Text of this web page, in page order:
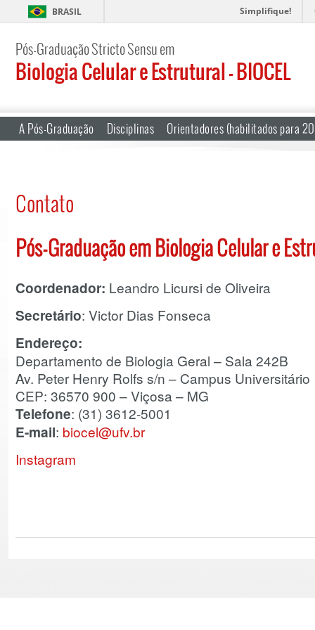
BRASIL Simplifique!
Pós-Graduação Stricto Sensu em
Biologia Celular e Estrutural – BIOCEL
A Pós-Graduação Disciplinas Orientadores (habilitados para
Contato
Pós-Graduação em Biologia Celular e
Coordenador: Leandro Licursi de Oliveira
Secretário: Victor Dias Fonseca
Endereço:
Departamento de Biologia Geral – Sala 242B
Av. Peter Henry Rolfs s/n – Campus Universitário
CEP: 36570 900 – Viçosa – MG
Telefone: (31) 3612-5001
E-mail: biocel@ufv.br
Instagram